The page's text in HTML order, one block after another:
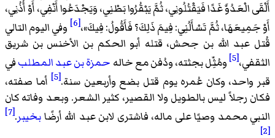
أَلْقَى الْعَدُوَّ غَدًا فَيَقْتُلُونِي، ثُمَّ يَبْقُرُوا بَطْنِي، وَيَجْدَعُوا أَنْفِي، أَوْ أُذُنِي،
أَوْ جَمِيعَهَا، ثُمَّ تَسْأَلُنِي: فِيمَ ذَلِكَ؟ فَأَقُولُ: فِيكَ»،[6]
وفي اليوم التالي
قُتل عبد الله بن جحش، قتله أبو الحكم بن الأخنس بن شريق
الثقفي،[5] ومُثِّل بجثته، ودُفن مع خاله حمزة بن عبد المطلبفي
قبر واحد، وكان عُمره يوم قتل بضع وأربعين سنة.[5]
أما صفته،
فكان رجلاً ليس بالطويل ولا القصير، كثير الشعر. وبعد وفاته كان
النبي محمد وصيًا على ماله، فاشترى لابن عبد الله أرضًابخيبر.
[7]
[2]